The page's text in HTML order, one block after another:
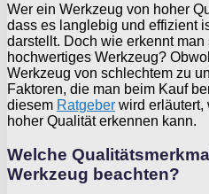
Wer ein Werkzeug von hoher
dass es langlebig und effizient
darstellt. Doch wie erkennt
hochwertiges Werkzeug?
Werkzeug von schlechtem zu
Faktoren, die man beim Kauf
diesem Ratgeber wird erläutert,
hoher Qualität erkennen kann.
Welche
Werkzeug beachten?